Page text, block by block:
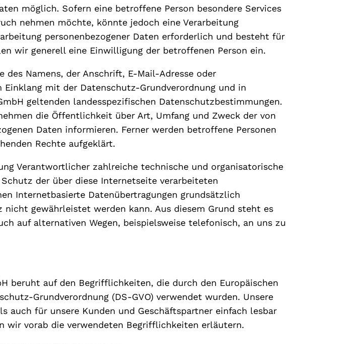
möglich. Sofern eine betroffene Person besondere Services
nehmen möchte, könnte jedoch eine Verarbeitung
personenbezogener Daten erforderlich und besteht für
wir generell eine Einwilligung der betroffenen Person ein.
des Namens, der Anschrift, E-Mail-Adresse oder
mit der Datenschutz-Grundverordnung und in
geltenden landesspezifischen Datenschutzbestimmungen.
die Öffentlichkeit über Art, Umfang und Zweck der von
Daten informieren. Ferner werden betroffene Personen
Rechte aufgeklärt.
Verantwortlicher zahlreiche technische und organisatorische
der über diese Internetseite verarbeiteten
Internetbasierte Datenübertragungen grundsätzlich
gewährleistet werden kann. Aus diesem Grund steht es
auf alternativen Wegen, beispielsweise telefonisch, an uns zu
beruht auf den Begrifflichkeiten, die durch den Europäischen
Grundverordnung (DS-GVO) verwendet wurden. Unsere
für unsere Kunden und Geschäftspartner einfach lesbar
wir vorab die verwendeten Begrifflichkeiten erläutern.